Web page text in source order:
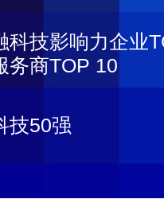
科技影响力企业
务商TOP 10
技50强